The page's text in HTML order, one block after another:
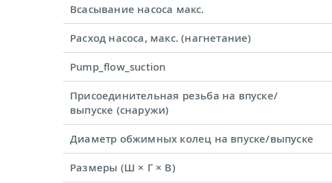
Всасывание насоса макс.
Расход насоса, макс. (нагнетание)
Pump_flow_suction
Присоединительная резьба на впуске/
выпуске (снаружи)
Диаметр обжимных колец на впуске/выпуске
Размеры (Ш × Г × В)